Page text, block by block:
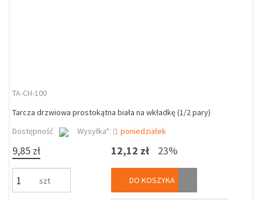
TA-CH-100
Tarcza drzwiowa prostokątna biała na wkładkę (1/2 pary)
Dostępność
Wysyłka*: poniedziałek
9,85 zł
szt
12,12 zł 23%
DO KOSZYKA